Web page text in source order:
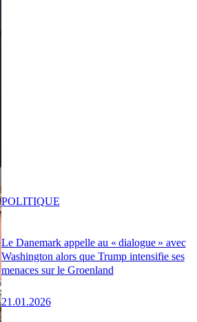
Le Danemark appelle au « dialogue » avec
Washington alors que Trump intensifie ses
menaces sur le Groenland
21.01.2026
POLITIQUE